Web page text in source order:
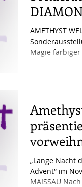
AMETHYST
Magie
„Lange Nacht
Advent“ im
MAISSAU